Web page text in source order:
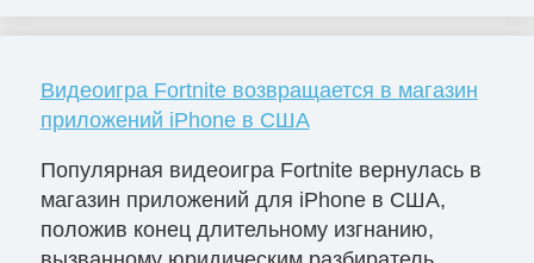
Видеоигра Fortnite возвращается в магазин
приложений iPhone в США
Популярная видеоигра Fortnite вернулась в
магазин приложений для iPhone в США,
положив конец длительному изгнанию,